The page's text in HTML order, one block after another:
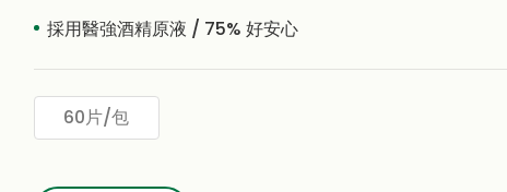
採用醫強酒精原液 / 75% 好安心
60片/包